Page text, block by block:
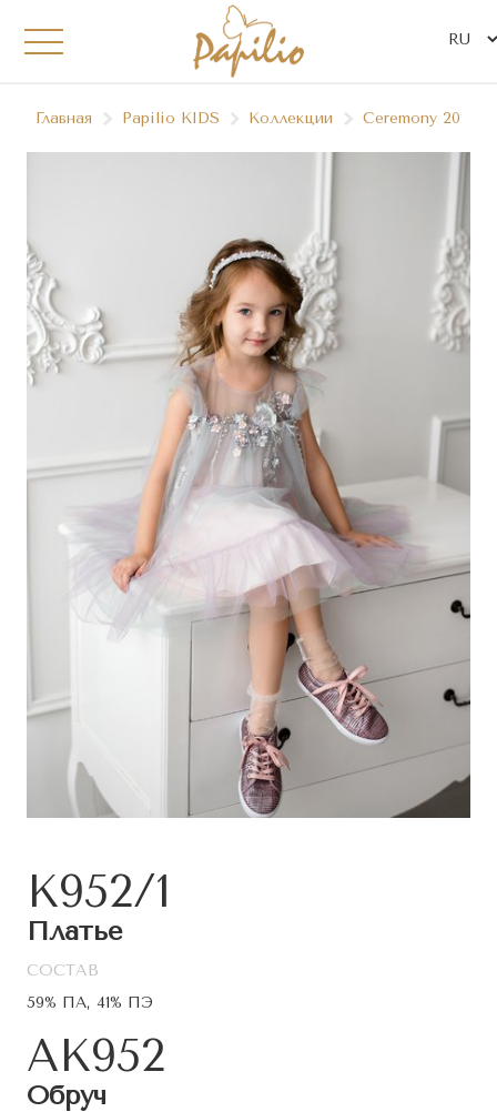
Главная Papilio KIDS Коллекции Ceremony 2019/
К952/1
Платье
СОСТАВ
59% ПА, 41% ПЭ
АК952
Обруч